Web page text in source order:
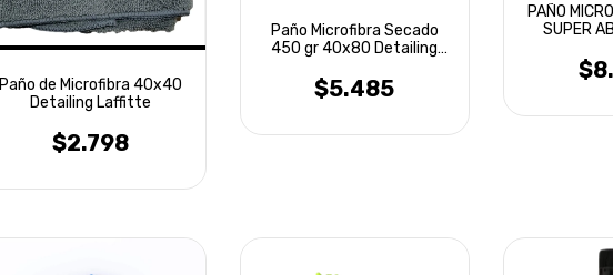
Paño de Microfibra 40x40
Detailing Laffitte
$2.798
Paño Microfibra Secado
450 gr 40x80 Detailing
$5.485
PAÑO
SUPER